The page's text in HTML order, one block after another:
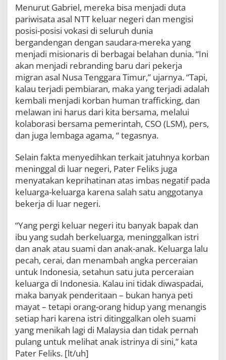
Menurut Gabriel, mereka bisa menjadi duta
pariwisata asal NTT keluar negeri dan mengisi
posisi-posisi vokasi di seluruh dunia
bergandengan dengan saudara-mereka yang
menjadi misionaris di berbagai belahan dunia. “Ini
akan menjadi rebranding baru dari pekerja
migran asal Nusa Tenggara Timur,” ujarnya. “Tapi,
kalau terjadi pembiaran, maka yang terjadi adalah
kembali menjadi korban human trafficking, dan
melawan ini harus dari kita bersama, melalui
kolaborasi bersama pemerintah, CSO (LSM), pers,
dan juga lembaga agama, “ tegasnya.
Selain fakta menyedihkan terkait jatuhnya korban
meninggal di luar negeri, Pater Feliks juga
menyatakan keprihatinan atas imbas negatif pada
keluarga-keluarga karena salah satu anggotanya
bekerja di luar negeri.
“Yang pergi keluar negeri itu banyak bapak dan
ibu yang sudah berkeluarga, meninggalkan istri
dan anak atau suami dan anak-anak. Keluarga lalu
pecah, cerai, dan menambah angka perceraian
untuk Indonesia, setahun satu juta perceraian
keluarga di Indonesia. Kalau ini tidak diwaspadai,
maka banyak penderitaan – bukan hanya peti
mayat – tetapi orang-orang hidup yang menangis
setiap hari karena istri ditinggalkan oleh suami
yang menikah lagi di Malaysia dan tidak pernah
pulang untuk melihat anak istrinya di sini,” kata
Pater Feliks. [lt/uh]